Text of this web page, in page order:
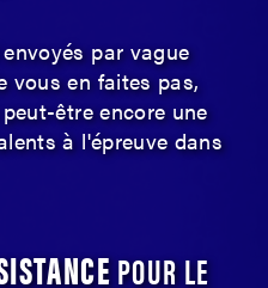
par vague
vous en faites pas,
être encore une
à l'épreuve dans
POUR LE